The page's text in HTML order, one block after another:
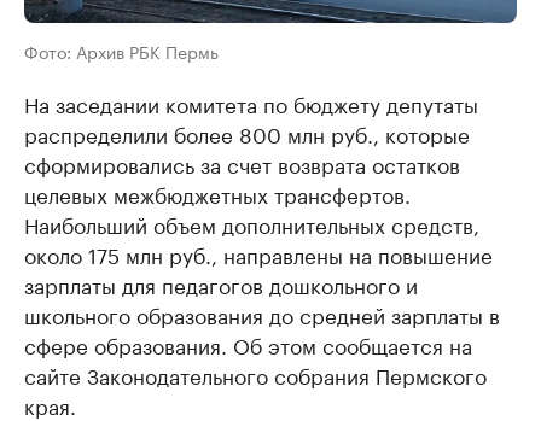
Фото: Архив РБК Пермь
На заседании комитета по бюджету депутаты
распределили более 800 млн руб., которые
сформировались за счет возврата остатков
целевых межбюджетных трансфертов.
Наибольший объем дополнительных средств,
около 175 млн руб., направлены на повышение
зарплаты для педагогов дошкольного и
школьного образования до средней зарплаты в
сфере образования. Об этом сообщается на
сайте Законодательного собрания Пермского
края.